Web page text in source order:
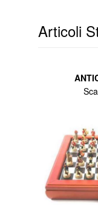
Articoli